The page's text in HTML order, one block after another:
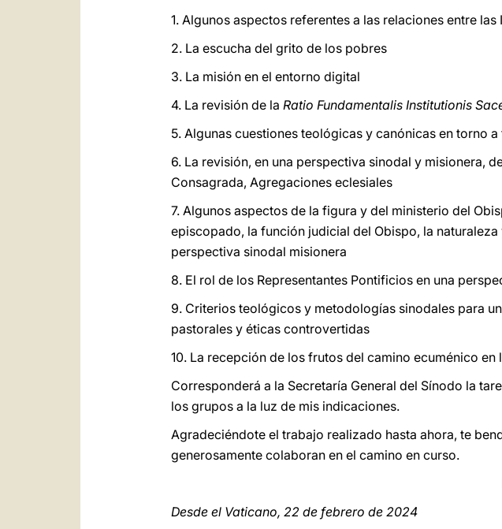
1. Algunos aspectos referentes a las relaciones entre
2. La escucha del grito de los pobres
3. La misión en el entorno digital
4. La revisión de la Ratio Fundamentalis Institutionis
5. Algunas cuestiones teológicas y canónicas en torno
6. La revisión, en una perspectiva sinodal y misionera,
Consagrada, Agregaciones eclesiales
7. Algunos aspectos de la figura y del ministerio del
episcopado, la función judicial del Obispo, la
perspectiva sinodal misionera
8. El rol de los Representantes Pontificios en una
9. Criterios teológicos y metodologías sinodales para
pastorales y éticas controvertidas
10. La recepción de los frutos del camino ecuménico en
Corresponderá a la Secretaría General del Sínodo la
los grupos a la luz de mis indicaciones.
Agradeciéndote el trabajo realizado hasta ahora, te
generosamente colaboran en el camino en curso.
Desde el Vaticano, 22 de febrero de 2024